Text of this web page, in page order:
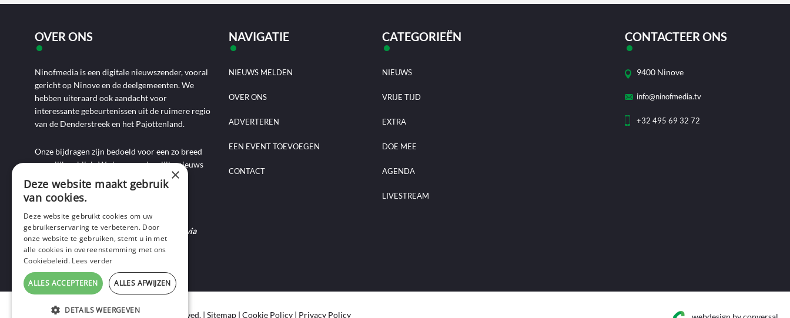
OVER ONS
Ninofmedia is een digitale nieuwszender, vooral
gericht op Ninove en de deelgemeenten. We
hebben uiteraard ook aandacht voor
interessante gebeurtenissen uit de ruimere regio
van de Denderstreek en het Pajottenland.
Onze bijdragen zijn bedoeld voor een zo breed
mogelijk publiek. We brengen dagelijks nieuws
aan de hand van artikels, foto-, audio- en
videoverslagen, interviews, reportages en
commentaarstukken.
Heb je nieuws te melden? Contacteer ons via
mail of bel ons op 0495-69 32 72.
NAVIGATIE
NIEUWS MELDEN
OVER ONS
ADVERTEREN
EEN EVENT TOEVOEGEN
CONTACT
CATEGORIEËN
NIEUWS
VRIJE TIJD
EXTRA
DOE MEE
AGENDA
LIVESTREAM
CONTACTEER ONS
9400 Ninove
info@ninofmedia.tv
+32 495 69 32 72
Copyright © 2020 Ninof Media. All Rights Reserved. | Sitemap | Cookie Policy | Privacy Policy
×
Deze website maakt gebruik
van cookies.
Deze website gebruikt cookies om uw
gebruikerservaring te verbeteren. Door
onze website te gebruiken, stemt u in met
alle cookies in overeenstemming met ons
Cookiebeleid. Lees verder
ALLES ACCEPTEREN ALLES AFWIJZEN
DETAILS WEERGEVEN